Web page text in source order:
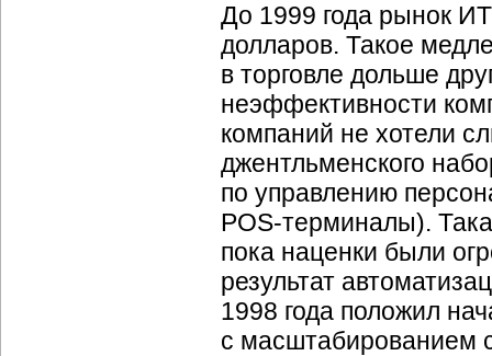
До 1999 года рынок
долларов. Такое
в торговле дольше
неэффективности
компаний не хотели
джентльменского
по управлению
POS-терминалы).
пока наценки были
результат
1998 года положил
с масштабированием